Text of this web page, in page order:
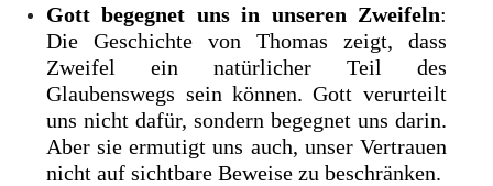
Gott begegnet uns in unseren Zweifeln:
Die Geschichte von Thomas zeigt, dass
Zweifel ein natürlicher Teil des
Glaubenswegs sein können. Gott verurteilt
uns nicht dafür, sondern begegnet uns darin.
Aber sie ermutigt uns auch, unser Vertrauen
nicht auf sichtbare Beweise zu beschränken.